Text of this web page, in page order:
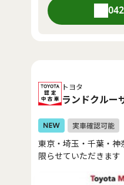
トヨタ
ランドクルー
東京・埼玉・千葉・
限らせていただきます